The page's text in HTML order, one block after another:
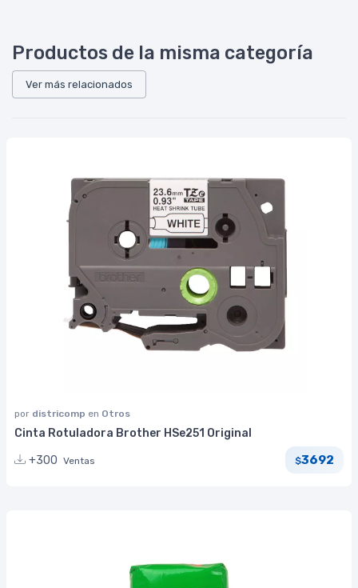
Productos de la misma categoría
Ver más relacionados
por districomp en Otros
Cinta Rotuladora Brother HSe251 Original
+300 Ventas $3692